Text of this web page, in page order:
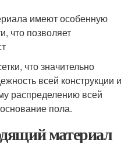
имеют особенную
что позволяет
что значительно
всей конструкции и
распределению всей
пола.
материал